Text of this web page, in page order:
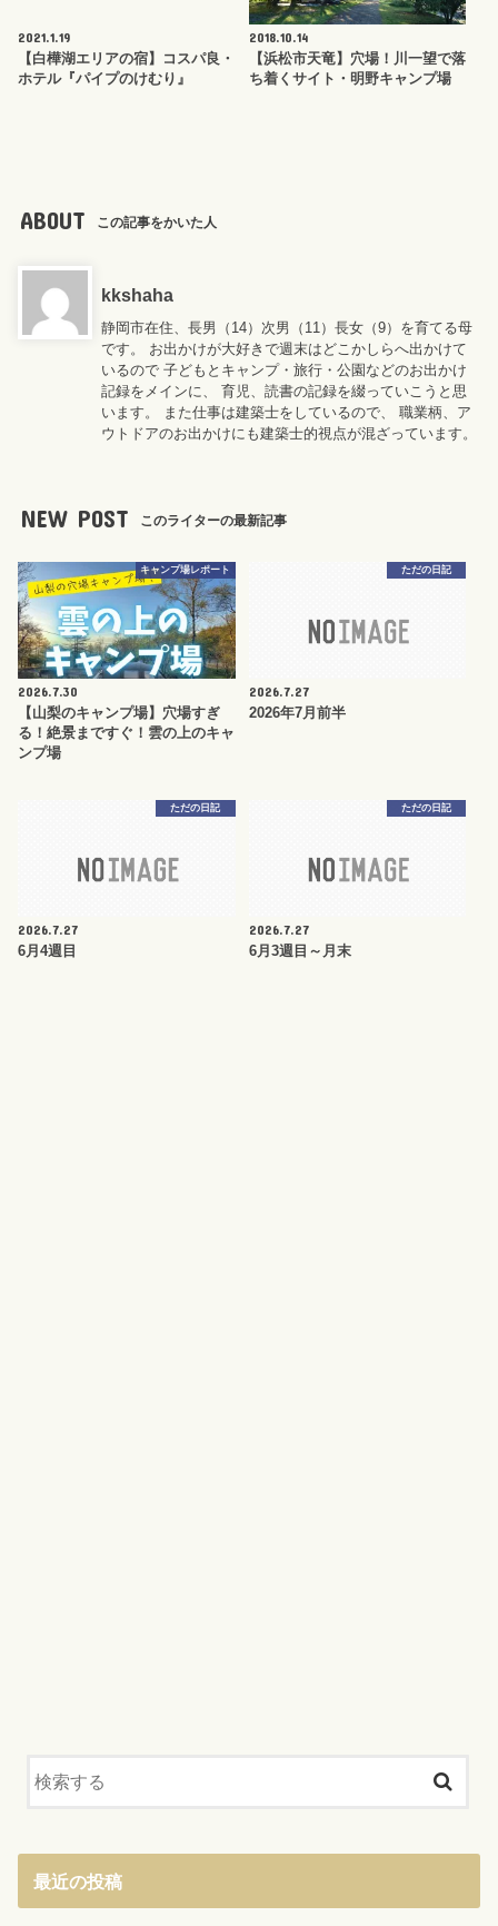
2021.1.19
【白樺湖エリアの宿】コスパ良・
ホテル『パイプのけむり』
2018.10.14
【浜松市天竜】穴場！川一望で落
ち着くサイト・明野キャンプ場
ABOUT この記事をかいた人
kkshaha
静岡市在住、長男（14）次男（11）長女（9）を育てる母
です。 お出かけが大好きで週末はどこかしらへ出かけて
いるので 子どもとキャンプ・旅行・公園などのお出かけ
記録をメインに、 育児、読書の記録を綴っていこうと思
います。 また仕事は建築士をしているので、 職業柄、ア
ウトドアのお出かけにも建築士的視点が混ざっています。
NEW POST このライターの最新記事
キャンプ場レポート
2026.7.30
【山梨のキャンプ場】穴場すぎ
る！絶景まですぐ！雲の上のキャ
ンプ場
ただの日記
2026.7.27
2026年7月前半
ただの日記
2026.7.27
6月4週目
ただの日記
2026.7.27
6月3週目～月末
最近の投稿